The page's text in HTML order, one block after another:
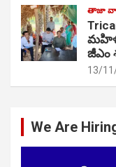
తాజా
జీఎం
13/
We Are